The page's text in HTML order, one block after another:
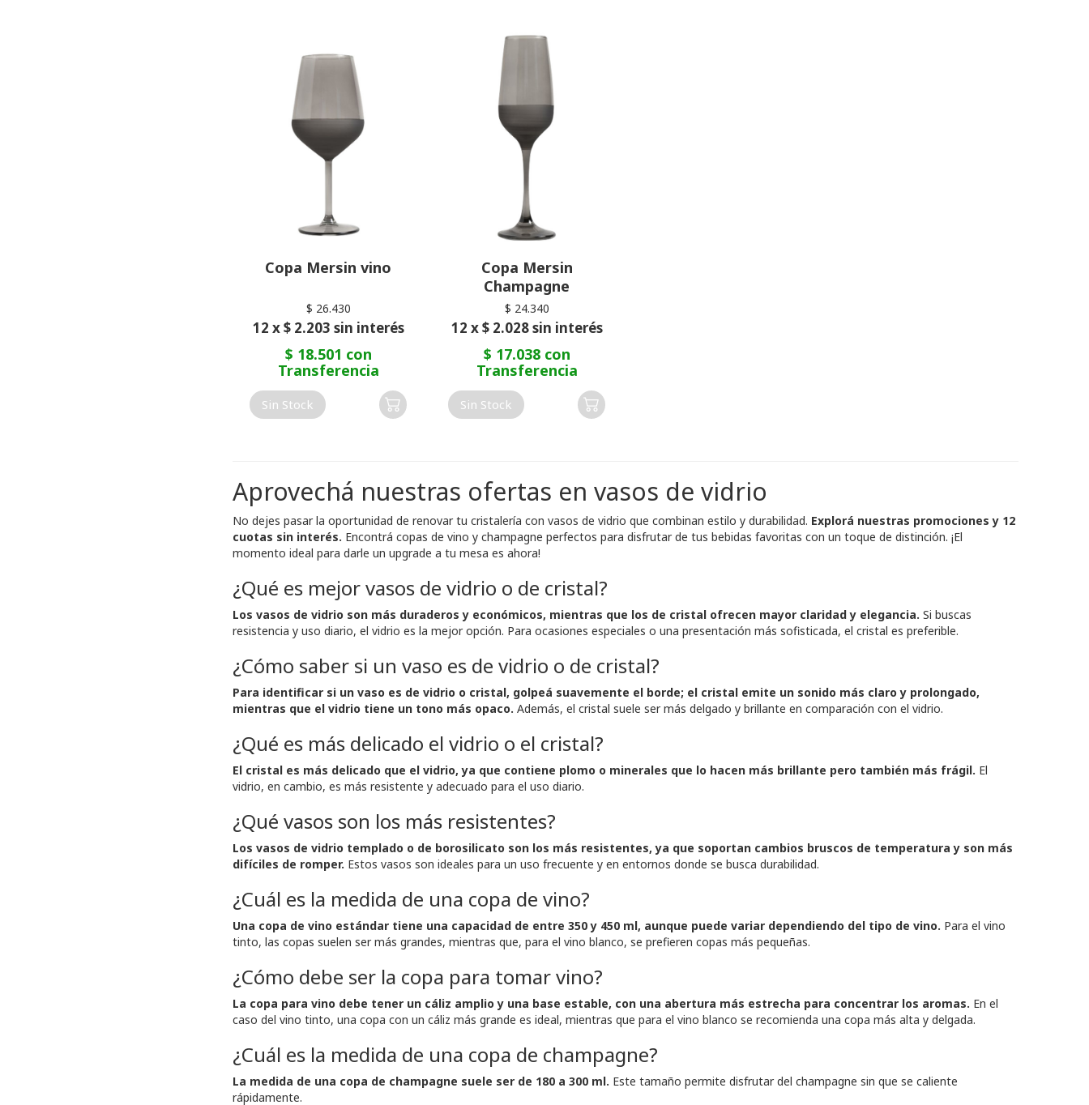
Copa Mersin vino
$ 26.430
12 x $ 2.203 sin interés
$ 18.501 con
Transferencia
Sin Stock
Copa Mersin
Champagne
$ 24.340
12 x $ 2.028 sin interés
$ 17.038 con
Transferencia
Sin Stock
Aprovechá nuestras ofertas en vasos de vidrio
No dejes pasar la oportunidad de renovar tu cristalería con vasos de vidrio que combinan estilo y durabilidad. Explorá nuestras promociones y 12
cuotas sin interés. Encontrá copas de vino y champagne perfectos para disfrutar de tus bebidas favoritas con un toque de distinción. ¡El
momento ideal para darle un upgrade a tu mesa es ahora!
¿Qué es mejor vasos de vidrio o de cristal?
Los vasos de vidrio son más duraderos y económicos, mientras que los de cristal ofrecen mayor claridad y elegancia. Si buscas
resistencia y uso diario, el vidrio es la mejor opción. Para ocasiones especiales o una presentación más sofisticada, el cristal es preferible.
¿Cómo saber si un vaso es de vidrio o de cristal?
Para identificar si un vaso es de vidrio o cristal, golpeá suavemente el borde; el cristal emite un sonido más claro y prolongado,
mientras que el vidrio tiene un tono más opaco. Además, el cristal suele ser más delgado y brillante en comparación con el vidrio.
¿Qué es más delicado el vidrio o el cristal?
El cristal es más delicado que el vidrio, ya que contiene plomo o minerales que lo hacen más brillante pero también más frágil. El
vidrio, en cambio, es más resistente y adecuado para el uso diario.
¿Qué vasos son los más resistentes?
Los vasos de vidrio templado o de borosilicato son los más resistentes, ya que soportan cambios bruscos de temperatura y son más
difíciles de romper. Estos vasos son ideales para un uso frecuente y en entornos donde se busca durabilidad.
¿Cuál es la medida de una copa de vino?
Una copa de vino estándar tiene una capacidad de entre 350 y 450 ml, aunque puede variar dependiendo del tipo de vino. Para el vino
tinto, las copas suelen ser más grandes, mientras que, para el vino blanco, se prefieren copas más pequeñas.
¿Cómo debe ser la copa para tomar vino?
La copa para vino debe tener un cáliz amplio y una base estable, con una abertura más estrecha para concentrar los aromas. En el
caso del vino tinto, una copa con un cáliz más grande es ideal, mientras que para el vino blanco se recomienda una copa más alta y delgada.
¿Cuál es la medida de una copa de champagne?
La medida de una copa de champagne suele ser de 180 a 300 ml. Este tamaño permite disfrutar del champagne sin que se caliente
rápidamente.